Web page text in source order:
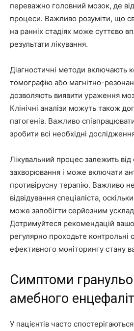
переважно головний мозок, де
процеси. Важливо розуміти, що
на ранніх стадіях може суттєво
результати лікування.
Діагностичні методи включають
томографію або магнітно-
дозволяють виявити ураження
Клінічні аналізи можуть також
патогенів. Важливо
зробити всі необхідні
Лікувальний процес залежить від
захворювання і може включати
противірусну терапію. Важливо
відвідування спеціаліста,
може запобігти серйозним
Дотримуйтеся рекомендацій
регулярно проходьте контрольні
ефективного моніторингу стану
Симптоми
амебного
У пацієнтів часто